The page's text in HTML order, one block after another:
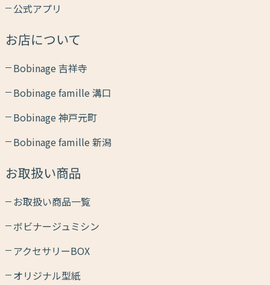
公式アプリ
お店について
Bobinage 吉祥寺
Bobinage famille 溝口
Bobinage 神戸元町
Bobinage famille 新潟
お取扱い商品
お取扱い商品一覧
ボビナージュミシン
アクセサリーBOX
オリジナル型紙